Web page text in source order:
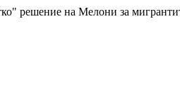
решение на Мелони за